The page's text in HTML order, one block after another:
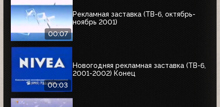
00:07
Рекламная заставка (ТВ-6, октябрь-
ноябрь 2001)
00:03
Новогодняя рекламная заставка (ТВ-6,
2001-2002) Конец